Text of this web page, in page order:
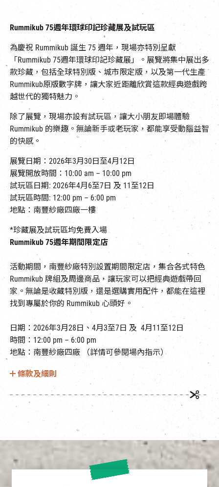
Rummikub 75週年環球印記珍藏展及試玩區
為慶祝 Rummikub 誕生 75 週年，現場亦特別呈獻
「Rummikub 75週年環球印記珍藏展」。展覽將集中展出多
款珍藏，包括全球特別版、城市限定版，以及第一代生產
Rummikub原版數字牌 ，讓大家近距離欣賞這款經典遊戲跨
越世代的獨特魅力。
除了展覽，現場亦設有試玩區，讓大小朋友即場體驗
Rummikub 的樂趣。無論新手或老玩家，都能享受動腦益智
的快感。
展覽日期： 2026年3月 30日至4月12 日
展覽開放時間：10:00 am – 10:00 pm
試玩區日期: 2026年4月 6至7 日 及 11至12 日
試玩區時間: 12:00 pm – 6:00 pm
地點：南豐紗廠四廠一樓
*珍藏展及試玩區均免費入場
Rummikub 75週年期間限定店
活動期間，南豐紗廠特別設置期間限定店，集合各式特色
Rummikub 牌組及周邊商品，讓玩家可以把經典遊戲帶回
家。無論是收藏特別版，還是選購實用配件，都能在這裡
找到專屬於你的 Rummikub 心頭好。
日期： 2026年3月28日、 4月3至7日 及 4月11至12日
時間：12:00 pm – 6:00 pm
地點：南豐紗廠四廠 （詳情可參閱場內指示）
條款及細則